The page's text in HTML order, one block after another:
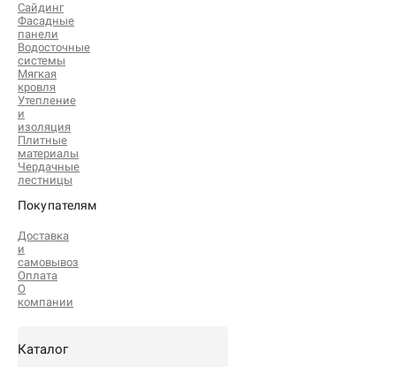
Сайдинг
Фасадные
панели
Водосточные
системы
Мягкая
кровля
Утепление
и
изоляция
Плитные
материалы
Чердачные
лестницы
Покупателям
Доставка
и
самовывоз
Оплата
О
компании
Каталог